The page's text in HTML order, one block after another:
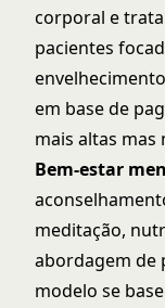
corporal e
pacientes
em base de
mais altas
Bem-estar
meditação,
abordagem de
modelo se